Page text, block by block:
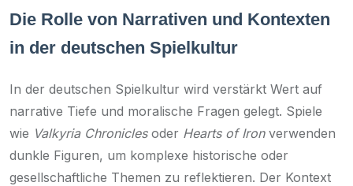
Die Rolle von Narrativen und Kontexten
in der deutschen Spielkultur
In der deutschen Spielkultur wird verstärkt Wert auf
narrative Tiefe und moralische Fragen gelegt. Spiele
wie Valkyria Chroniclesoder Hearts of Ironverwenden
dunkle Figuren, um komplexe historische oder
gesellschaftliche Themen zu reflektieren. Der Kontext